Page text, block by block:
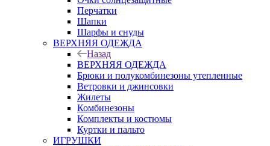
Перчатки
Шапки
Шарфы и снуды
ВЕРХНЯЯ ОДЕЖДА
Назад
ВЕРХНЯЯ ОДЕЖДА
Брюки и полукомбинезоны утепленные
Ветровки и джинсовки
Жилеты
Комбинезоны
Комплекты и костюмы
Куртки и пальто
ИГРУШКИ